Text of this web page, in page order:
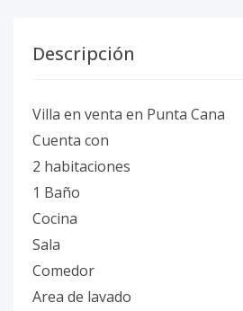
Descripción
Villa en venta en Punta Cana
Cuenta con
2 habitaciones
1 Baño
Cocina
Sala
Comedor
Area de lavado